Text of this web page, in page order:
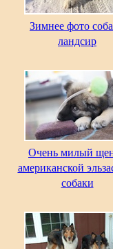
Зимнее фото
ландсир
Очень милый
американской
собаки